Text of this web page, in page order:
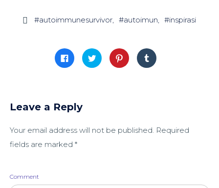
 #autoimmunesurvivor #autoimun #inspirasi
Click
to
share
window)
Click
to
share
Click
to
share
Click
to
share
Leave a Reply
Your email address will not be published. Required
fields are marked *
Comment